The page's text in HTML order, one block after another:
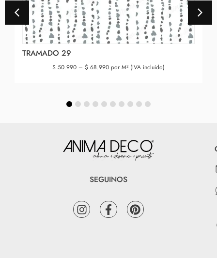
TRAMADO 29
$ 50.990 – $ 68.990 por M² (IVA incluido)
SEGUINOS